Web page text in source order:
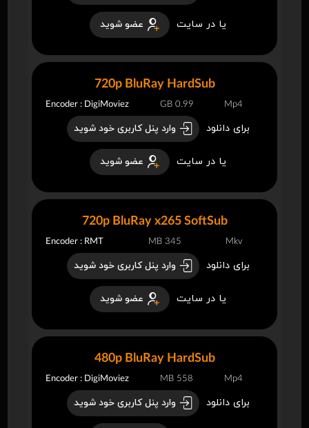
یا در سایت عضو شوید
برای دانلود وارد پنل کاربری خود شوید
یا در سایت عضو شوید
720p BluRay HardSub
Encoder : DigiMoviez 0.99 GB Mp4
برای دانلود وارد پنل کاربری خود شوید
یا در سایت عضو شوید
720p BluRay x265 SoftSub
Encoder : RMT 345 MB Mkv
برای دانلود وارد پنل کاربری خود شوید
480p BluRay HardSub
Encoder : DigiMoviez 558 MB Mp4